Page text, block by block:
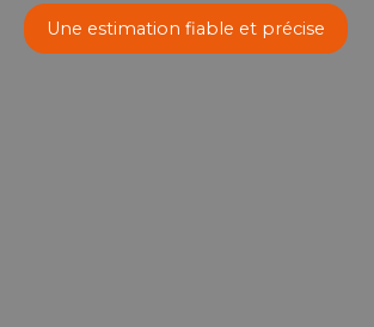
Une estimation fiable et précise